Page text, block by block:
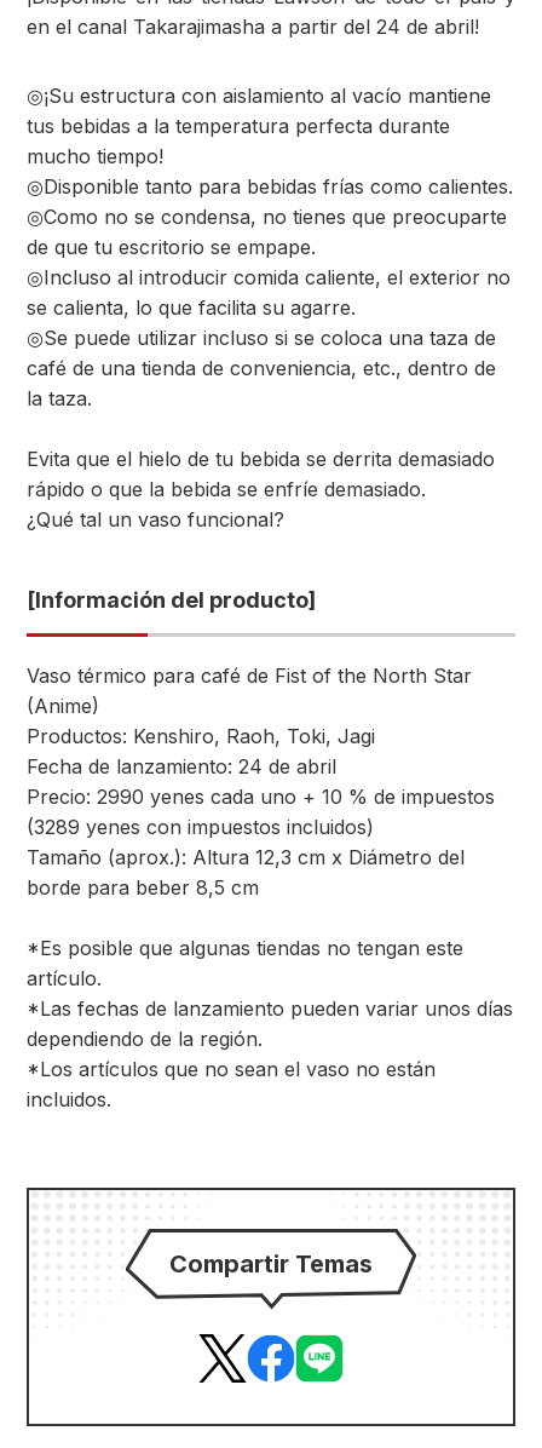
en el canal Takarajimasha a partir del 24 de abril!
◎¡Su estructura con aislamiento al vacío mantiene
tus bebidas a la temperatura perfecta durante
mucho tiempo!
◎Disponible tanto para bebidas frías como calientes.
◎Como no se condensa, no tienes que preocuparte
de que tu escritorio se empape.
◎Incluso al introducir comida caliente, el exterior no
se calienta, lo que facilita su agarre.
◎Se puede utilizar incluso si se coloca una taza de
café de una tienda de conveniencia, etc., dentro de
la taza.
Evita que el hielo de tu bebida se derrita demasiado
rápido o que la bebida se enfríe demasiado.
¿Qué tal un vaso funcional?
[Información del producto]
Vaso térmico para café de Fist of the North Star
(Anime)
Productos: Kenshiro, Raoh, Toki, Jagi
Fecha de lanzamiento: 24 de abril
Precio: 2990 yenes cada uno + 10 % de impuestos
(3289 yenes con impuestos incluidos)
Tamaño (aprox.): Altura 12,3 cm x Diámetro del
borde para beber 8,5 cm
*Es posible que algunas tiendas no tengan este
artículo.
*Las fechas de lanzamiento pueden variar unos días
dependiendo de la región.
*Los artículos que no sean el vaso no están
incluidos.
Compartir Temas